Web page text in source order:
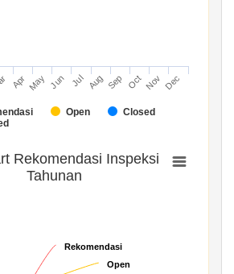
Open
Closed
Apr May Jun Jul Aug Sep Oct Nov Dec
Rekomendasi Inspeksi
Tahunan
Rekomendasi
Rekomendasi
Open
Open